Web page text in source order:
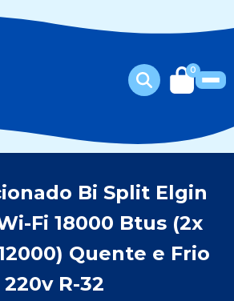
0
Bi Split Elgin
Fi 18000 Btus (2x
Quente e Frio
220v R-32